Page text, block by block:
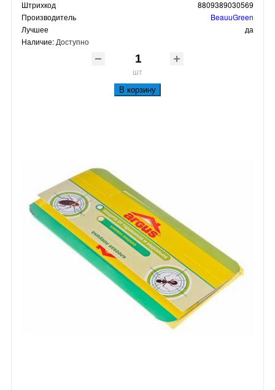
Штрихкод
8809389030569
Производитель
BeauuGreen
Лучшее
да
Наличие: Доступно
шт
В корзину